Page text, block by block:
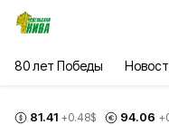
80 лет Победы
81.41 +0.48$ 94.06